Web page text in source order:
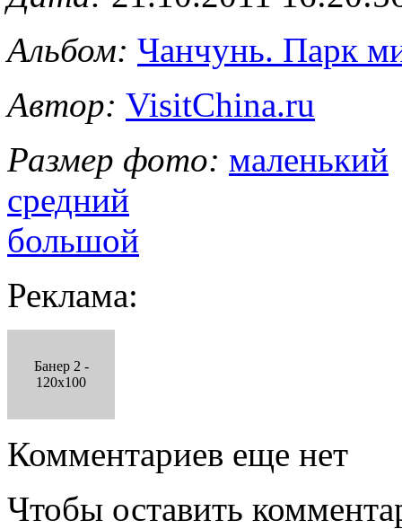
Альбом: Чанчунь. Парк
Автор: VisitChina.ru
Размер фото: маленький
средний
большой
Реклама:
Банер 2 -
120x100
Комментариев еще нет
Чтобы оставить